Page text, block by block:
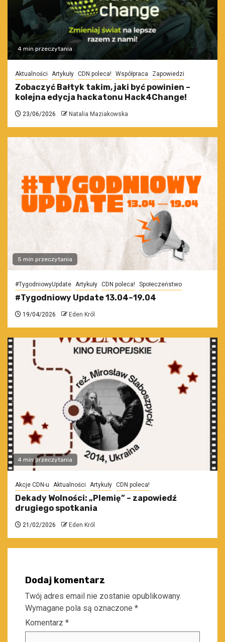
4 min przeczytania
Aktualności Artykuły CDN poleca! Współpraca Zapowiedzi
Zobaczyć Bałtyk takim, jaki być powinien –
kolejna edycja hackatonu Hack4Change!
23/06/2026 Natalia Maziakowska
5 min przeczytania
#TygodniowyUpdate Artykuły CDN poleca! Społeczeństwo
#Tygodniowy Update 13.04–19.04
19/04/2026 Eden Król
4 min przeczytania
Akcje CDN-u Aktualności Artykuły CDN poleca!
Dekady Wolności: „Plemię” – zapowiedź
drugiego spotkania
21/02/2026 Eden Król
Dodaj komentarz
Twój adres email nie zostanie opublikowany.
Wymagane pola są oznaczone *
Komentarz *